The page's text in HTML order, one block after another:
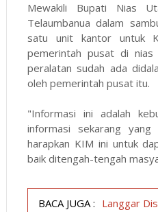
Mewakili Bupati Nias
Telaumbanua dalam
satu unit kantor untuk
pemerintah pusat di nias
peralatan sudah ada
oleh pemerintah pusat itu.
"Informasi ini adalah
informasi sekarang
harapkan KIM ini untuk
baik ditengah-tengah
BACA JUGA : Langgar